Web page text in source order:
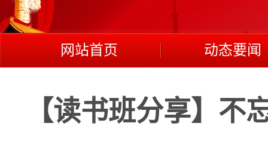
网站首页 动态要闻
【读书班分享】不